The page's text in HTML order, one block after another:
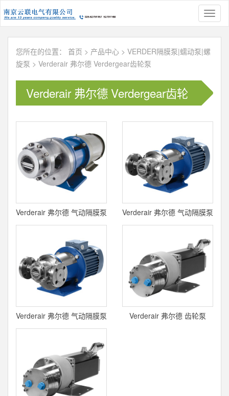
您所在的位置： 首页 > 产品中心 > VERDER隔膜泵|蠕动泵|螺
旋泵 > Verderair 弗尔德 Verdergear齿轮泵
Verderair 弗尔德 Verdergear齿轮
泵
Verderair 弗尔德 气动隔膜泵
MAX系列
Verderair 弗尔德 气动隔膜泵
PFA系列
Verderair 弗尔德 气动隔膜泵
Process泵
Verderair 弗尔德 齿轮泵